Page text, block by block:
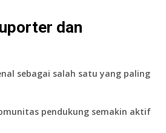
dan
sebagai salah satu yang paling
pendukung semakin aktif